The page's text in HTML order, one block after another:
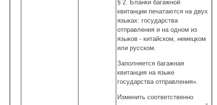
§ 2. Бланки багажной
квитанции печатаются на двух
языках: государства
отправления и на одном из
языков - китайском, немецком
или русском.
Заполняется багажная
квитанция на языке
государства отправления».
Изменить соответственно